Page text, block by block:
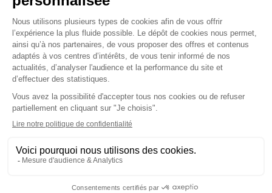
A bord de nos bateaux,
laissez-vous emporter pour
une découverte de Paris et ses